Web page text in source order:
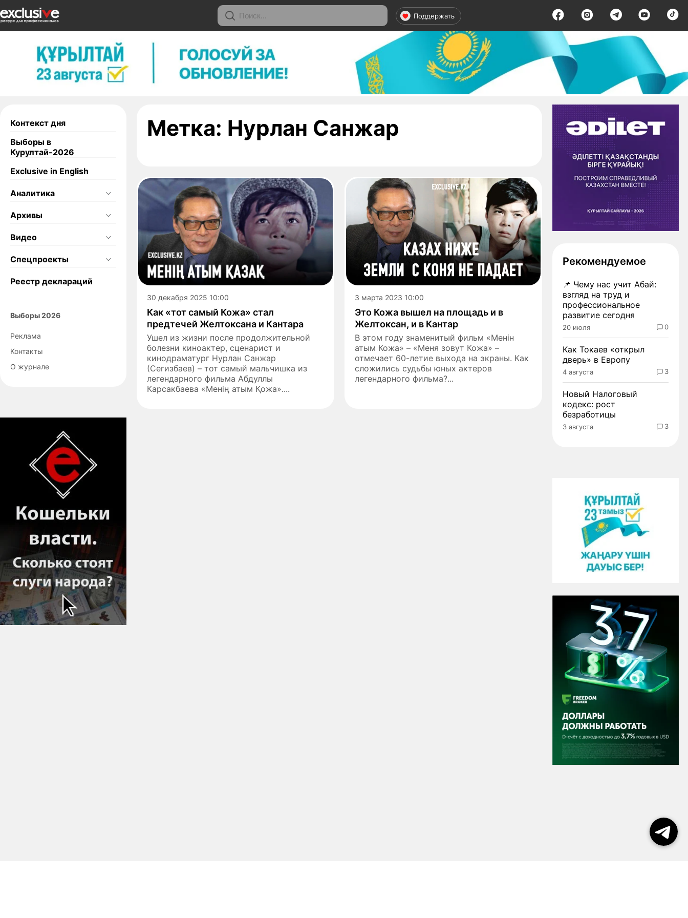
Поддержать
Контекст дня
Выборы в
Курултай-2026
Exclusive in English
Аналитика
Архивы
Видео
Спецпроекты
Реестр деклараций
Выборы 2026
Реклама
Контакты
О журнале
Метка: Нурлан Санжар
30 декабря 2025 10:00
Как «тот самый Кожа» стал
предтечей Желтоксана и Кантара
Ушел из жизни после продолжительной
болезни киноактер, сценарист и
кинодраматург Нурлан Санжар
(Сегизбаев) – тот самый мальчишка из
легендарного фильма Абдуллы
Карсакбаева «Менің атым Қожа»....
3 марта 2023 10:00
Это Кожа вышел на площадь и в
Желтоксан, и в Кантар
В этом году знаменитый фильм «Менiн
атым Кожа» – «Меня зовут Кожа» –
отмечает 60-летие выхода на экраны. Как
сложились судьбы юных актеров
легендарного фильма?...
Рекомендуемое
📌 Чему нас учит Абай:
взгляд на труд и
профессиональное
развитие сегодня
20 июля 0
Как Токаев «открыл
дверь» в Европу
4 августа 3
Новый Налоговый
кодекс: рост
безработицы
3 августа 3